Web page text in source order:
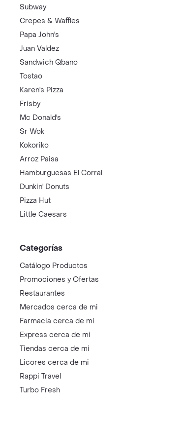
Subway
Crepes & Waffles
Papa John's
Juan Valdez
Sandwich Qbano
Tostao
Karen's Pizza
Frisby
Mc Donald's
Sr Wok
Kokoriko
Arroz Paisa
Hamburguesas El Corral
Dunkin' Donuts
Pizza Hut
Little Caesars
Categorías
Catálogo Productos
Promociones y Ofertas
Restaurantes
Mercados cerca de mi
Farmacia cerca de mi
Express cerca de mi
Tiendas cerca de mi
Licores cerca de mi
Rappi Travel
Turbo Fresh